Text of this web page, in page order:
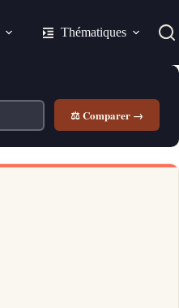
Thématiques
⚖ Comparer →